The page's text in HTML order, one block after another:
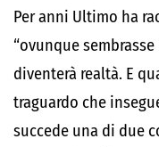
Per anni Ultimo ha
“ovunque
diventerà realtà. E
traguardo che
succede una di due